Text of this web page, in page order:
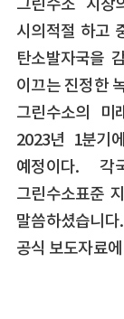
그린수소 시
시의적절 하고
탄소발자국을
이끄는 진정한
그린수소의 미
2023년 1분기
예정이다.
그린수소표준
말씀하셨습니
공식 보도자료